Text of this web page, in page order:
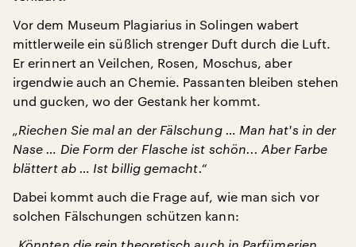
Vor dem Museum Plagiarius in Solingen wabert
mittlerweile ein süßlich strenger Duft durch die Luft.
Er erinnert an Veilchen, Rosen, Moschus, aber
irgendwie auch an Chemie. Passanten bleiben stehen
und gucken, wo der Gestank her kommt.
„Riechen Sie mal an der Fälschung … Man hat's in der
Nase … Die Form der Flasche ist schön... Aber Farbe
blättert ab … Ist billig gemacht.“
Dabei kommt auch die Frage auf, wie man sich vor
solchen Fälschungen schützen kann: